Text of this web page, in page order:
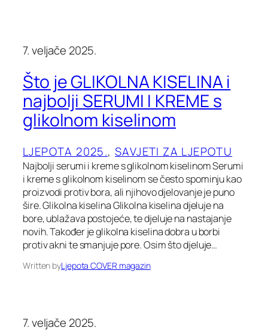
7. veljače 2025.
Što je GLIKOLNA KISELINA i
najbolji SERUMI I KREME s
glikolnom kiselinom
LJEPOTA 2025., SAVJETI ZA LJEPOTU
Najbolji serumi i kreme s glikolnom kiselinom Serumi
i kreme s glikolnom kiselinom se često spominju kao
proizvodi protiv bora, ali njihovo djelovanje je puno
šire. Glikolna kiselina Glikolna kiselina djeluje na
bore, ublažava postojeće, te djeluje na nastajanje
novih. Također je glikolna kiselina dobra u borbi
protiv akni te smanjuje pore. Osim što djeluje…
Written byLjepota COVER magazin
7. veljače 2025.